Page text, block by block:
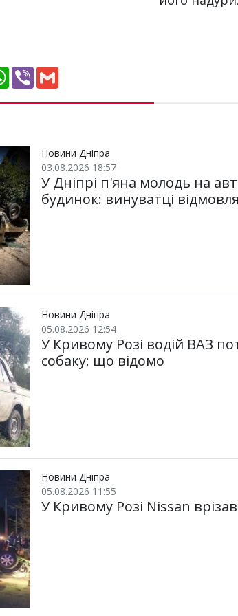
W
h
t
p
V
e i
Новини Дніпра
03.08.2026 18:57
У Дніпрі п'яна молодь на
будинок: винуватці
Новини Дніпра
05.08.2026 12:54
У Кривому Розі водій ВАЗ
собаку: що відомо
Новини Дніпра
05.08.2026 11:55
У Кривому Розі Nissan